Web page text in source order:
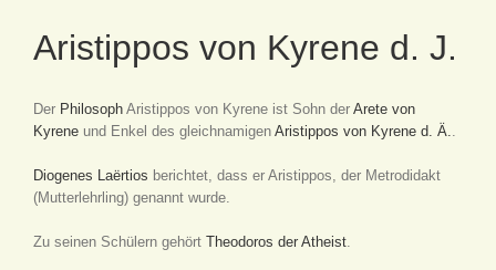
Aristippos von Kyrene d. J.
Der Philosoph Aristippos von Kyrene ist Sohn der Arete von
Kyrene und Enkel des gleichnamigen Aristippos von Kyrene d. Ä.
Diogenes Laërtios berichtet, dass er Aristippos, der Metrodidakt
(Mutterlehrling) genannt wurde.
Zu seinen Schülern gehört Theodoros der Atheist